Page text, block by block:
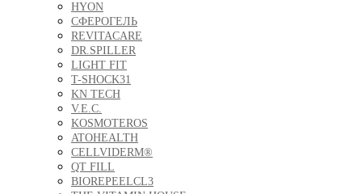
HYON
CФЕРОГЕЛЬ
REVITACARE
DR.SPILLER
LIGHT FIT
T-SHOCK31
KN TECH
V.E.C.
KOSMOTEROS
ATOHEALTH
CELLVIDERM®
QT FILL
BIOREPEELCL3